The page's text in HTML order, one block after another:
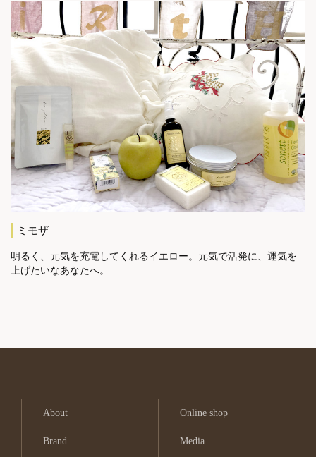
ミモザ
明るく、元気を充電してくれるイエロー。元気で活発に、運気を
上げたいなあなたへ。
About
Brand
Online shop
Media